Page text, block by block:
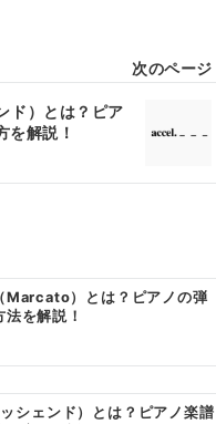
次のページ
ド）とは？ピア
を解説！
Marcato）とは？ピアノの弾
を解説！
シェンド）とは？ピアノ楽譜